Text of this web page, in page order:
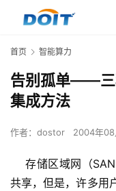
首页 智能算力
告别孤单――三
集成方法
作者： dostor 2004年08
存储区域网（SAN
共享，但是，许多用